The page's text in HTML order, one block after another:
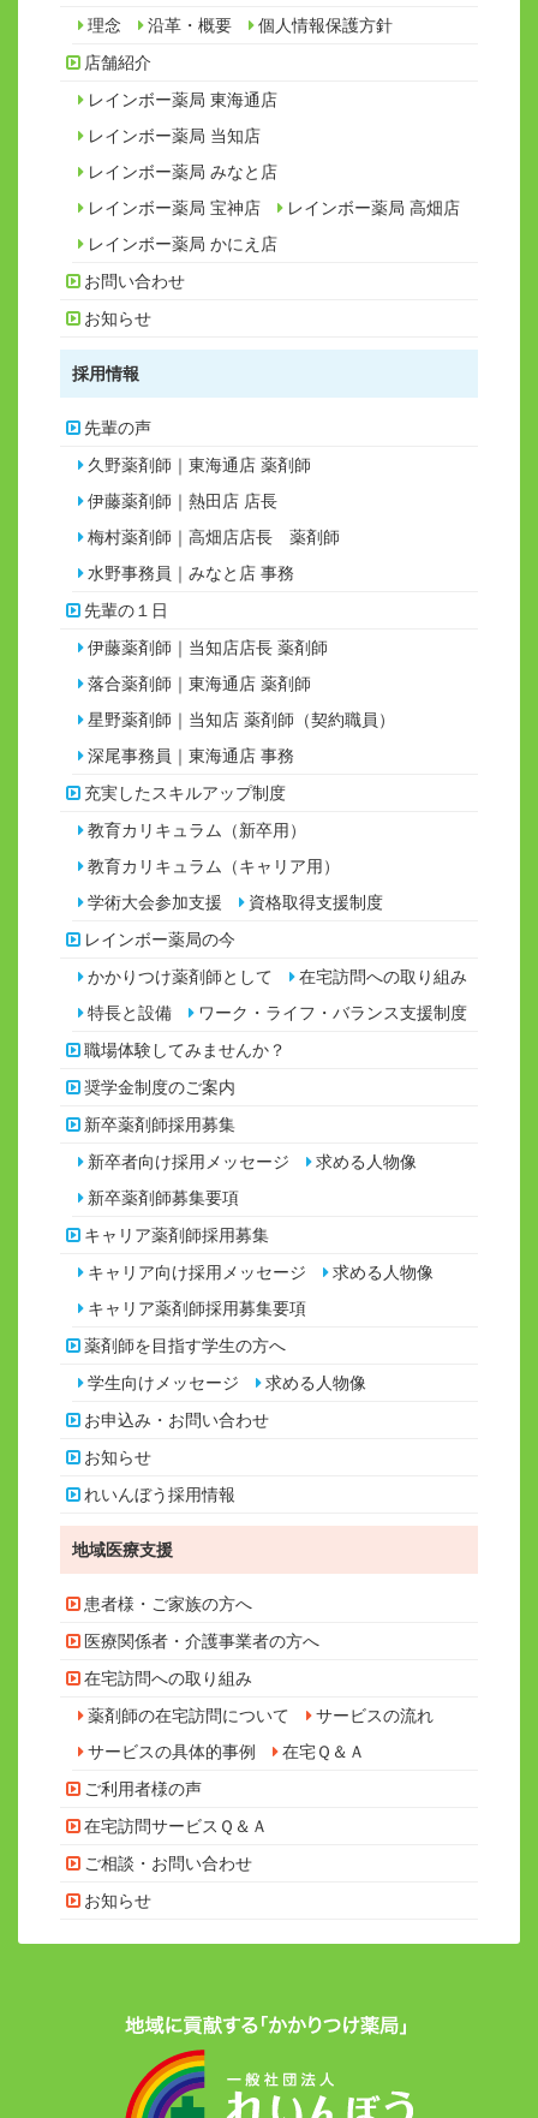
理念
沿革・概要
個人情報保護方針
店舗紹介
レインボー薬局 東海通店
レインボー薬局 当知店
レインボー薬局 みなと店
レインボー薬局 宝神店
レインボー薬局 高畑店
レインボー薬局 かにえ店
お問い合わせ
お知らせ
採用情報
先輩の声
久野薬剤師｜東海通店 薬剤師
伊藤薬剤師｜熱田店 店長
梅村薬剤師｜高畑店店長 薬剤師
水野事務員｜みなと店 事務
先輩の１日
伊藤薬剤師｜当知店店長 薬剤師
落合薬剤師｜東海通店 薬剤師
星野薬剤師｜当知店 薬剤師（契約職員）
深尾事務員｜東海通店 事務
充実したスキルアップ制度
教育カリキュラム（新卒用）
教育カリキュラム（キャリア用）
学術大会参加支援
資格取得支援制度
レインボー薬局の今
かかりつけ薬剤師として
在宅訪問への取り組み
特長と設備
ワーク・ライフ・バランス支援制度
職場体験してみませんか？
奨学金制度のご案内
新卒薬剤師採用募集
新卒者向け採用メッセージ
求める人物像
新卒薬剤師募集要項
キャリア薬剤師採用募集
キャリア向け採用メッセージ
求める人物像
キャリア薬剤師採用募集要項
薬剤師を目指す学生の方へ
学生向けメッセージ
求める人物像
お申込み・お問い合わせ
お知らせ
れいんぼう採用情報
地域医療支援
患者様・ご家族の方へ
医療関係者・介護事業者の方へ
在宅訪問への取り組み
薬剤師の在宅訪問について
サービスの流れ
サービスの具体的事例
在宅Ｑ＆Ａ
ご利用者様の声
在宅訪問サービスＱ＆Ａ
ご相談・お問い合わせ
お知らせ